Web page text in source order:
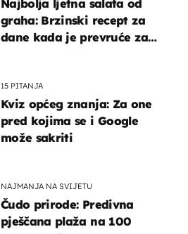
Najbolja ljetna salata od
graha: Brzinski recept za
dane kada je prevruće za
15 PITANJA
Kviz općeg znanja: Za one
pred kojima se i Google
može sakriti
NAJMANJA NA SVIJETU
Čudo prirode: Predivna
pješčana plaža na 100